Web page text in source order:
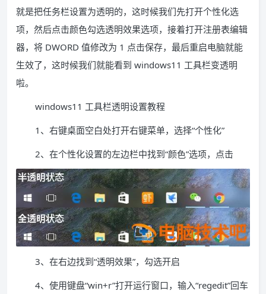
就是把任务栏设置为透明的，这时候我们先打开个性化选
项，然后点击颜色勾选透明效果选项，接着打开注册表编辑
器，将 DWORD 值修改为 1 点击保存，最后重启电脑就能
生效了，这时候我们就能看到 windows11 工具栏变透明
啦。
windows11 工具栏透明设置教程
1、右键桌面空白处打开右键菜单，选择“个性化”
2、在个性化设置的左边栏中找到“颜色”选项，点击
3、在右边找到“透明效果”，勾选开启
4、使用键盘“win+r”打开运行窗口，输入“regedit”回车